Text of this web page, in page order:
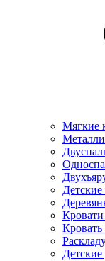
Мягкие
Детские
Кровать